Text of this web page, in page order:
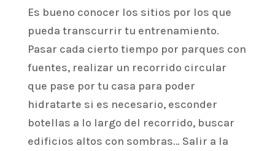
Es bueno conocer los sitios por los que
pueda transcurrir tu entrenamiento.
Pasar cada cierto tiempo por parques con
fuentes, realizar un recorrido circular
que pase por tu casa para poder
hidratarte si es necesario, esconder
botellas a lo largo del recorrido, buscar
edificios altos con sombras… Salir a la